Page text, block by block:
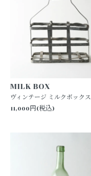
MILK BOX
ヴィンテージ ミルクボックス
11,000円(税込)